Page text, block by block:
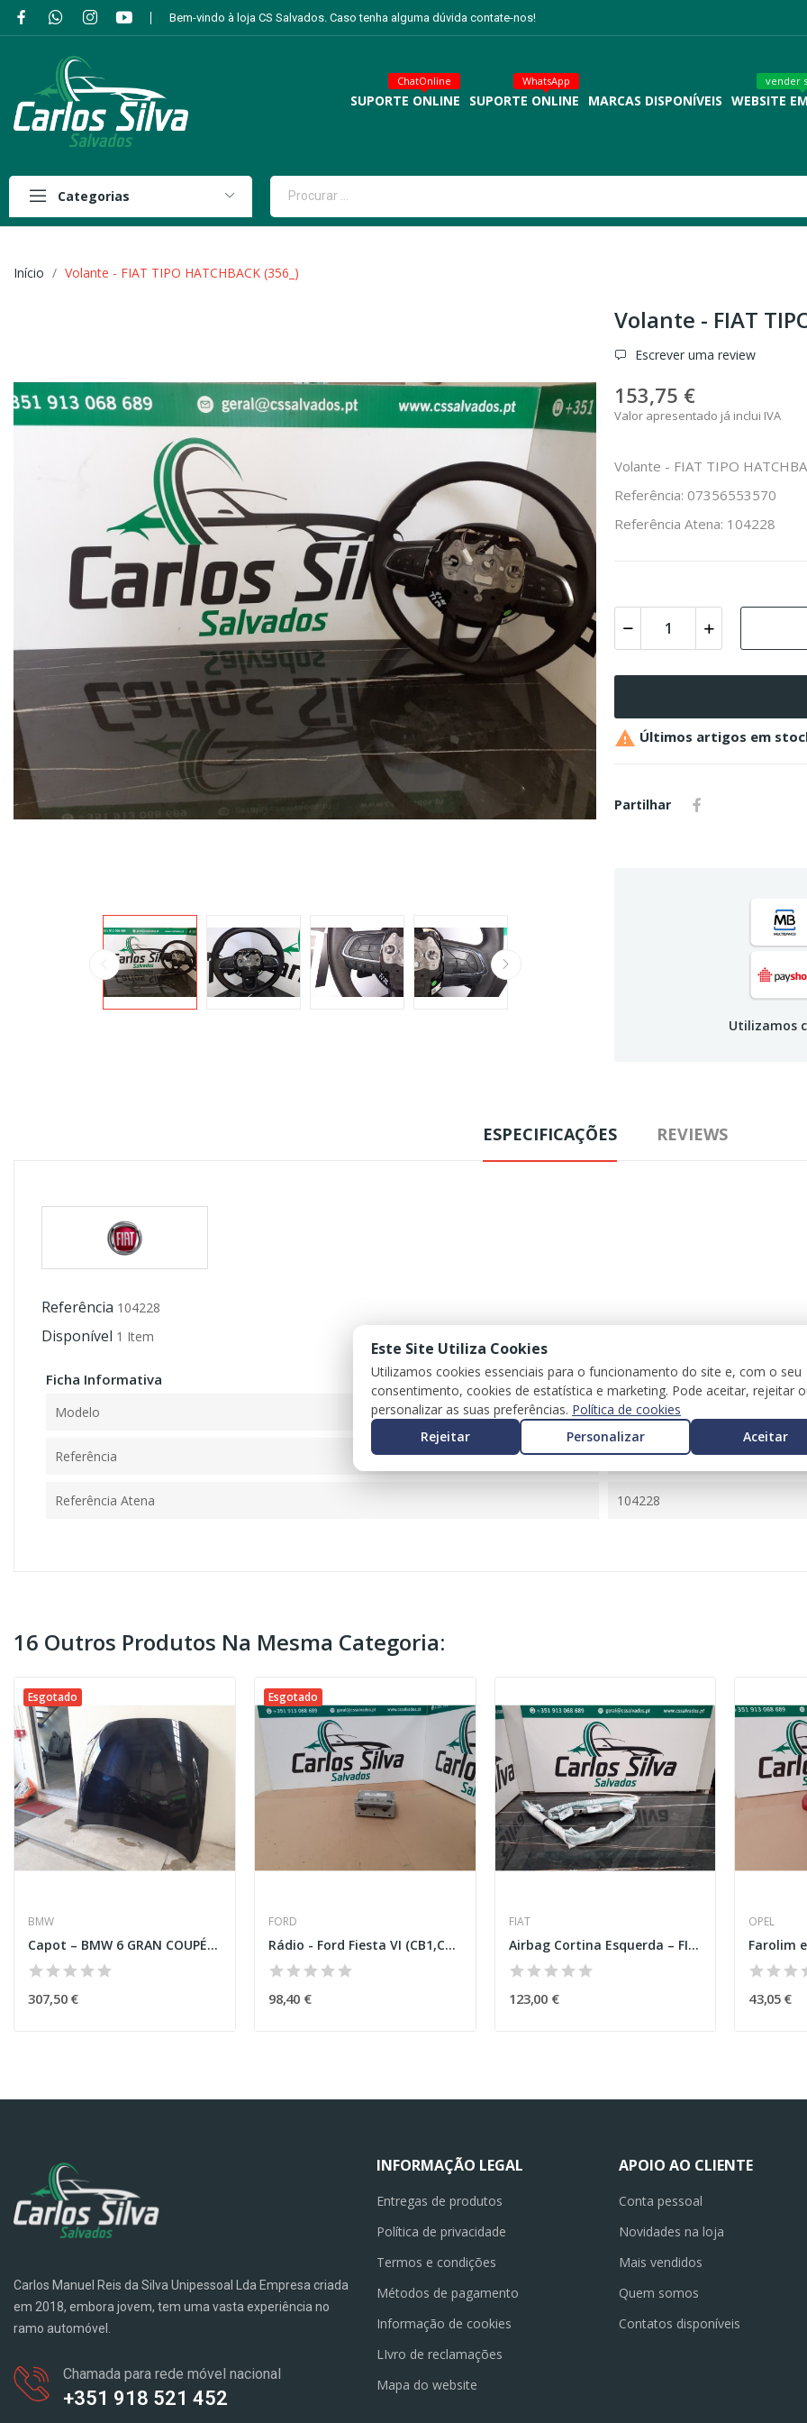
Bem-vindo à loja CS Salvados. Caso tenha alguma dúvida contate-nos!
SUPORTE ONLINE
ChatOnline
SUPORTE ONLINE
WhatsApp
MARCAS DISPONÍVEIS WEBSITE
vender
Categorias
Início Volante - FIAT TIPO HATCHBACK (356_)
Volante - FIAT
Escrever uma review
153,75 €
Valor apresentado já inclui IVA
Volante - FIAT TIPO
Referência: 07356553570
Referência Atena: 104228
 Últimos artigos em
Partilhar
Utilizamos
ESPECIFICAÇÕES REVIEWS
Referência 104228
Disponível 1 Item
Ficha Informativa
Modelo TIPO HATCHBACK (356_)
Referência 07356553570
Referência Atena 104228
16 Outros Produtos Na Mesma Categoria:
Esgotado
BMW
Capot – BMW 6 GRAN COUPÉ (F06)
307,50 €
Esgotado
FORD
Rádio - Ford Fiesta VI (CB1,CCN)
98,40 €
FIAT
Airbag Cortina Esquerda – FIAT TIPO ESTATE...
123,00 €
OPEL
43,05 €
Carlos Manuel Reis da Silva Unipessoal Lda Empresa criada
em 2018, embora jovem, tem uma vasta experiência no
ramo automóvel.
Chamada para rede móvel nacional
+351 918 521 452
INFORMAÇÃO LEGAL
Entregas de produtos
Política de privacidade
Termos e condições
Métodos de pagamento
Informação de cookies
LIvro de reclamações
Mapa do website
APOIO AO CLIENTE
Conta pessoal
Novidades na loja
Mais vendidos
Quem somos
Contatos disponíveis
Este Site Utiliza Cookies
Utilizamos cookies essenciais para o funcionamento do site e, com o seu
consentimento, cookies de estatística e marketing. Pode aceitar, rejeitar
personalizar as suas preferências. Política de cookies
Rejeitar
Personalizar Aceitar